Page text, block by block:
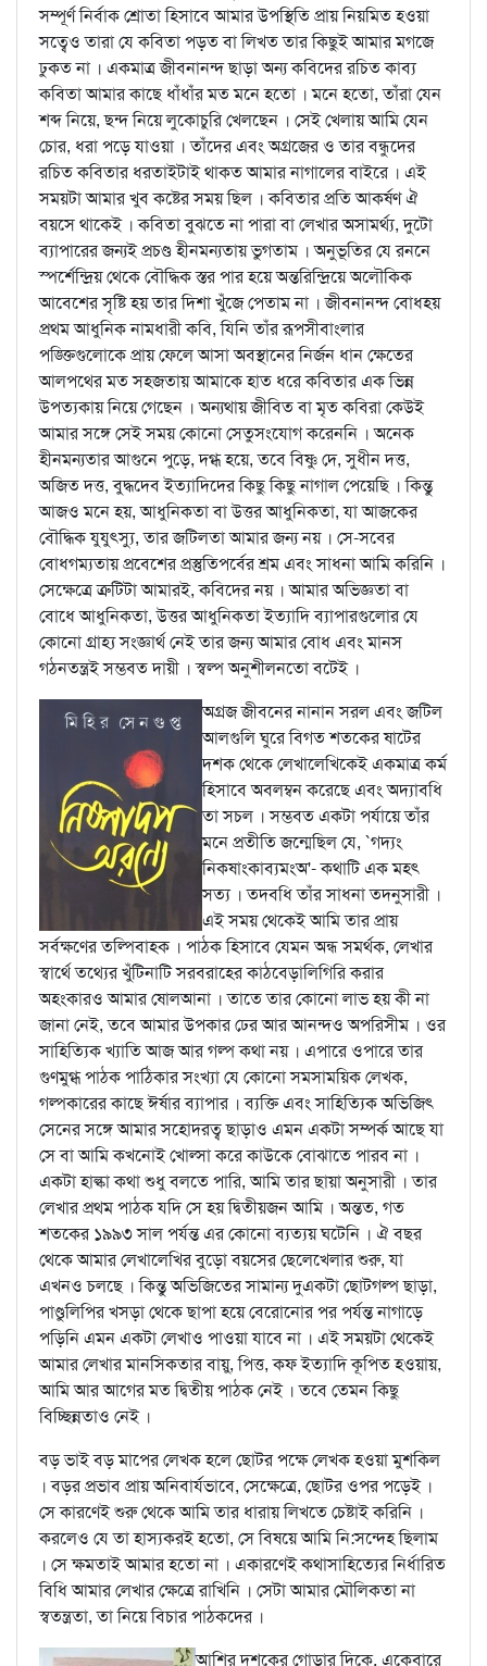
সম্পূর্ণ নির্বাক শ্রোতা হিসাবে আমার উপস্থিতি প্রায় নিয়মিত হওয়া
সত্বেও তারা যে কবিতা পড়ত বা লিখত তার কিছুই আমার মগজে
ঢুকত না । একমাত্র জীবনানন্দ ছাড়া অন্য কবিদের রচিত কাব্য
কবিতা আমার কাছে ধাঁধাঁর মত মনে হতো । মনে হতো, তাঁরা যেন
শব্দ নিয়ে, ছন্দ নিয়ে লুকোচুরি খেলছেন । সেই খেলায় আমি যেন
চোর, ধরা পড়ে যাওয়া । তাঁদের এবং অগ্রজের ও তার বন্ধুদের
রচিত কবিতার ধরতাইটাই থাকত আমার নাগালের বাইরে । এই
সময়টা আমার খুব কষ্টের সময় ছিল । কবিতার প্রতি আকর্ষণ ঐ
বয়সে থাকেই । কবিতা বুঝতে না পারা বা লেখার অসামর্থ্য, দুটো
ব্যাপারের জন্যই প্রচণ্ড হীনমন্যতায় ভুগতাম । অনুভূতির যে রননে
স্পর্শেন্দ্রিয় থেকে বৌদ্ধিক স্তর পার হয়ে অন্তরিন্দ্রিয়ে অলৌকিক
আবেশের সৃষ্টি হয় তার দিশা খুঁজে পেতাম না । জীবনানন্দ বোধহয়
প্রথম আধুনিক নামধারী কবি, যিনি তাঁর রূপসীবাংলার
পঙ্ক্তিগুলোকে প্রায় ফেলে আসা অবস্থানের নির্জন ধান ক্ষেতের
আলপথের মত সহজতায় আমাকে হাত ধরে কবিতার এক ভিন্ন
উপত্যকায় নিয়ে গেছেন । অন্যথায় জীবিত বা মৃত কবিরা কেউই
আমার সঙ্গে সেই সময় কোনো সেতুসংযোগ করেননি । অনেক
হীনমন্যতার আগুনে পুড়ে, দগ্ধ হয়ে, তবে বিষ্ণু দে, সুধীন দত্ত,
অজিত দত্ত, বুদ্ধদেব ইত্যাদিদের কিছু কিছু নাগাল পেয়েছি । কিন্তু
আজও মনে হয়, আধুনিকতা বা উত্তর আধুনিকতা, যা আজকের
বৌদ্ধিক যুযুত্স্যু, তার জটিলতা আমার জন্য নয় । সে-সবের
বোধগম্যতায় প্রবেশের প্রস্তুতিপর্বের শ্রম এবং সাধনা আমি করিনি ।
সেক্ষেত্রে ত্রুটিটা আমারই, কবিদের নয় । আমার অভিজ্ঞতা বা
বোধে আধুনিকতা, উত্তর আধুনিকতা ইত্যাদি ব্যাপারগুলোর যে
কোনো গ্রাহ্য সংজ্ঞার্থ নেই তার জন্য আমার বোধ এবং মানস
গঠনতন্ত্রই সম্ভবত দায়ী । স্বল্প অনুশীলনতো বটেই ।
অগ্রজ জীবনের নানান সরল এবং জটিল
আলগুলি ঘুরে বিগত শতকের ষাটের
দশক থেকে লেখালেখিকেই একমাত্র কর্ম
হিসাবে অবলম্বন করেছে এবং অদ্যাবধি
তা সচল । সম্ভবত একটা পর্যায়ে তাঁর
মনে প্রতীতি জন্মেছিল যে, `গদ্যং
নিকষাংকাব্যমংঅ'- কথাটি এক মহৎ
সত্য । তদবধি তাঁর সাধনা তদনুসারী ।
এই সময় থেকেই আমি তার প্রায়
সর্বক্ষণের তল্পিবাহক । পাঠক হিসাবে যেমন অন্ধ সমর্থক, লেখার
স্বার্থে তথ্যের খুঁটিনাটি সরবরাহের কাঠবেড়ালিগিরি করার
অহংকারও আমার ষোলআনা । তাতে তার কোনো লাভ হয় কী না
জানা নেই, তবে আমার উপকার ঢের আর আনন্দও অপরিসীম । ওর
সাহিত্যিক খ্যাতি আজ আর গল্প কথা নয় । এপারে ওপারে তার
গুণমুগ্ধ পাঠক পাঠিকার সংখ্যা যে কোনো সমসাময়িক লেখক,
গল্পকারের কাছে ঈর্ষার ব্যাপার । ব্যক্তি এবং সাহিত্যিক অভিজিৎ
সেনের সঙ্গে আমার সহোদরত্ব ছাড়াও এমন একটা সম্পর্ক আছে যা
সে বা আমি কখনোই খোল্সা করে কাউকে বোঝাতে পারব না ।
একটা হাল্কা কথা শুধু বলতে পারি, আমি তার ছায়া অনুসারী । তার
লেখার প্রথম পাঠক যদি সে হয় দ্বিতীয়জন আমি । অন্তত, গত
শতকের ১৯৯৩ সাল পর্যন্ত এর কোনো ব্যত্যয় ঘটেনি । ঐ বছর
থেকে আমার লেখালেখির বুড়ো বয়সের ছেলেখেলার শুরু, যা
এখনও চলছে । কিন্তু অভিজিতের সামান্য দুএকটা ছোটগল্প ছাড়া,
পাণ্ডুলিপির খসড়া থেকে ছাপা হয়ে বেরোনোর পর পর্যন্ত নাগাড়ে
পড়িনি এমন একটা লেখাও পাওয়া যাবে না । এই সময়টা থেকেই
আমার লেখার মানসিকতার বায়ু, পিত্ত, কফ ইত্যাদি কূপিত হওয়ায়,
আমি আর আগের মত দ্বিতীয় পাঠক নেই । তবে তেমন কিছু
বিচ্ছিন্নতাও নেই ।
বড় ভাই বড় মাপের লেখক হলে ছোটর পক্ষে লেখক হওয়া মুশকিল
। বড়র প্রভাব প্রায় অনিবার্যভাবে, সেক্ষেত্রে, ছোটর ওপর পড়েই ।
সে কারণেই শুরু থেকে আমি তার ধারায় লিখতে চেষ্টাই করিনি ।
করলেও যে তা হাস্যকরই হতো, সে বিষয়ে আমি নি:সন্দেহ ছিলাম
। সে ক্ষমতাই আমার হতো না । একারণেই কথাসাহিত্যের নির্ধারিত
বিধি আমার লেখার ক্ষেত্রে রাখিনি । সেটা আমার মৌলিকতা না
স্বতন্ত্রতা, তা নিয়ে বিচার পাঠকদের ।
আশির দশকের গোড়ার দিকে, একেবারে